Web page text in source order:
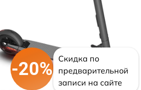
-20%
Скидка по
предварительной
записи на сайте